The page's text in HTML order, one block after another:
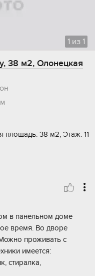
1 из 1
38 м2, Олонецкая
площадь: 38 м2, Этаж: 11
в панельном доме
время. Во дворе
проживать с
имеется:
стиралка,